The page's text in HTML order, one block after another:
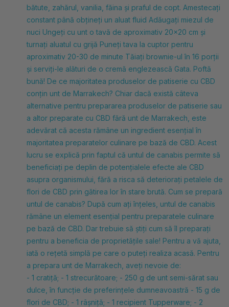
bătute, zahărul, vanilia, făina și praful de copt. Amestecați
constant până obțineți un aluat fluid Adăugați miezul de
nuci Ungeți cu unt o tavă de aproximativ 20x20 cm și
turnați aluatul cu grijă Puneți tava la cuptor pentru
aproximativ 20-30 de minute Tăiați brownie-ul în 16 porții
și serviți-le alături de o cremă englezească Gata. Poftă
bună! De ce majoritatea produselor de patiserie cu CBD
conțin unt de Marrakech? Chiar dacă există câteva
alternative pentru prepararea produselor de patiserie sau
a altor preparate cu CBD fără unt de Marrakech, este
adevărat că acesta rămâne un ingredient esențial în
majoritatea preparatelor culinare pe bază de CBD. Acest
lucru se explică prin faptul că untul de canabis permite să
beneficiați pe deplin de potențialele efecte ale CBD
asupra organismului, fără a risca să deteriorați petalele de
flori de CBD prin gătirea lor în stare brută. Cum se prepară
untul de canabis? După cum ați înțeles, untul de canabis
rămâne un element esențial pentru preparatele culinare
pe bază de CBD. Dar trebuie să știți cum să îl preparați
pentru a beneficia de proprietățile sale! Pentru a vă ajuta,
iată o rețetă simplă pe care o puteți realiza acasă. Pentru
a prepara unt de Marrakech, aveți nevoie de:
- 1 cratiță; - 1 strecurătoare; - 250 g de unt semi-sărat sau
dulce, în funcție de preferințele dumneavoastră - 15 g de
flori de CBD; - 1 râșniță; - 1 recipient Tupperware; - 2